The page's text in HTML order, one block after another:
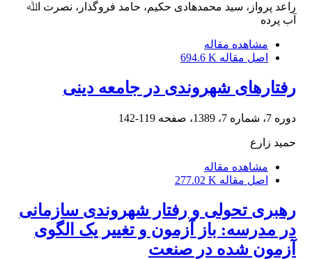
راﻋﺪ ﭘﺮواز، ﺳﯿﺪ ﻣﺤﻤﺪﻫﺎدی ﺣﮑﯿﻢ، ﺣﺎﻣﺪ ﻓﺮوﮔﺬار، ﻧﺼﺮت اﷲ
آب ﭘﺮده
مشاهده مقاله
اصل مقاله 694.6 K
رفتارهای شهروندی در جامعه دینی
دوره 7، شماره 7، 1389، صفحه 119-142
حمید زارع
مشاهده مقاله
اصل مقاله 277.02 K
رهبری تحولی و رفتار شهروندی سازمانی
در مدرسه: باز آزمون و تغییر یک الگوی
آزمون شده در صنعت